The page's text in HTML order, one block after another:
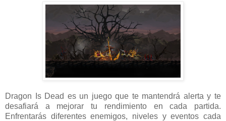
Dragon Is Dead es un juego que te mantendrá alerta y te
desafiará a mejorar tu rendimiento en cada partida.
Enfrentarás diferentes enemigos, niveles y eventos cada